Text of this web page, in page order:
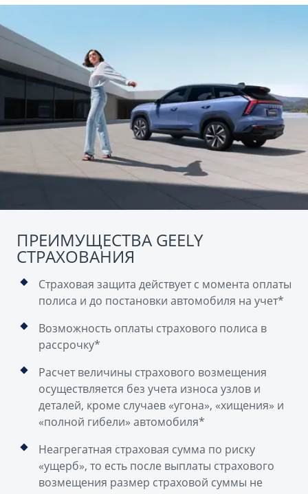
ПРЕИМУЩЕСТВА GEELY
СТРАХОВАНИЯ
Страховая защита действует с момента оплаты
полиса и до постановки автомобиля на учет*
Возможность оплаты страхового полиса в
рассрочку*
Расчет величины страхового возмещения
осуществляется без учета износа узлов и
деталей, кроме случаев «угона», «хищения» и
«полной гибели» автомобиля*
Неагрегатная страховая сумма по риску
«ущерб», то есть после выплаты страхового
возмещения размер страховой суммы не